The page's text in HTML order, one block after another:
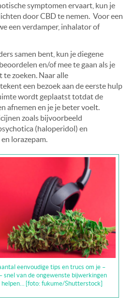
symptomen ervaart, kun je
door CBD te nemen. Voor een
een verdamper, inhalator of
samen bent, kun je diegene
en/of mee te gaan als je
te zoeken. Naar alle
een bezoek aan de eerste hulp
wordt geplaatst totdat de
afnemen en je je beter voelt.
zoals bijvoorbeeld
(haloperidol) en
lorazepam.
eenvoudige tips en trucs om je –
snel van de ongewenste bijwerkingen
helpen… [foto: fukume/Shutterstock]